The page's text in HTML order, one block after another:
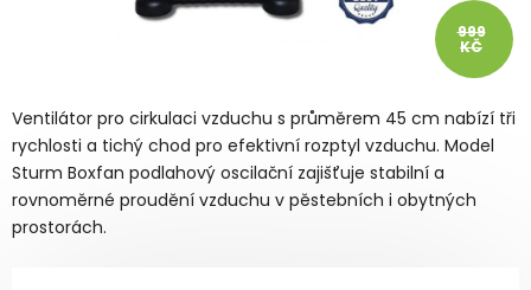
Ventilátor pro cirkulaci vzduchu s průměrem 45 cm nabízí tři
rychlosti a tichý chod pro efektivní rozptyl vzduchu. Model
Sturm Boxfan podlahový oscilační zajišťuje stabilní a
rovnoměrné proudění vzduchu v pěstebních i obytných
prostorách.
999
KČ